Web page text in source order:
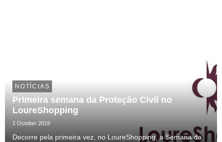
NOTÍCIAS
Primeira semana da Proteção Civil no
LoureShopping
2 October 2019
Decorre pela primeira vez, no LoureShopping, a Semana da